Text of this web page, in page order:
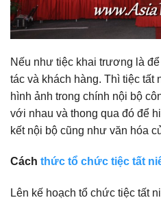
Nếu như tiệc khai trương là
tác và khách hàng. Thì tiệc tất
hình ảnh trong chính nội bộ
với nhau và thong qua đó để
kết nội bộ cũng như văn hóa
Cách thức tổ chức tiệc tất
Lên kế hoạch tổ chức tiệc tất